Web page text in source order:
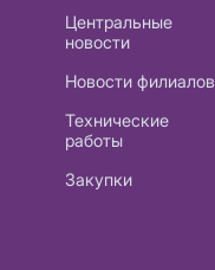
Центральные
новости
Новости филиалов
Технические
работы
Закупки